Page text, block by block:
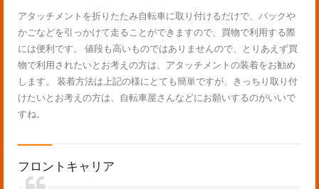
アタッチメントを折りたたみ自転車に取り付けるだけで、バックや
かごなどを引っかけて走ることができますので、買物で利用する際
には便利です。 値段も高いものではありませんので、とりあえず買
物で利用されたいとお考えの方は、アタッチメントの装着をお勧め
します。 装着方法は上記の様にとても簡単ですが、きっちり取り付
けたいとお考えの方は、自転車屋さんなどにお願いするのがいいで
すね。
フロントキャリア